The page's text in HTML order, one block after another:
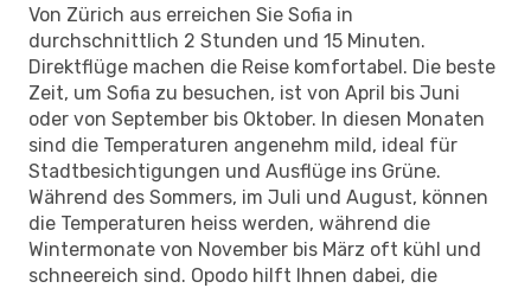
Von Zürich aus erreichen Sie Sofia in
durchschnittlich 2 Stunden und 15 Minuten.
Direktflüge machen die Reise komfortabel. Die beste
Zeit, um Sofia zu besuchen, ist von April bis Juni
oder von September bis Oktober. In diesen Monaten
sind die Temperaturen angenehm mild, ideal für
Stadtbesichtigungen und Ausflüge ins Grüne.
Während des Sommers, im Juli und August, können
die Temperaturen heiss werden, während die
Wintermonate von November bis März oft kühl und
schneereich sind. Opodo hilft Ihnen dabei, die